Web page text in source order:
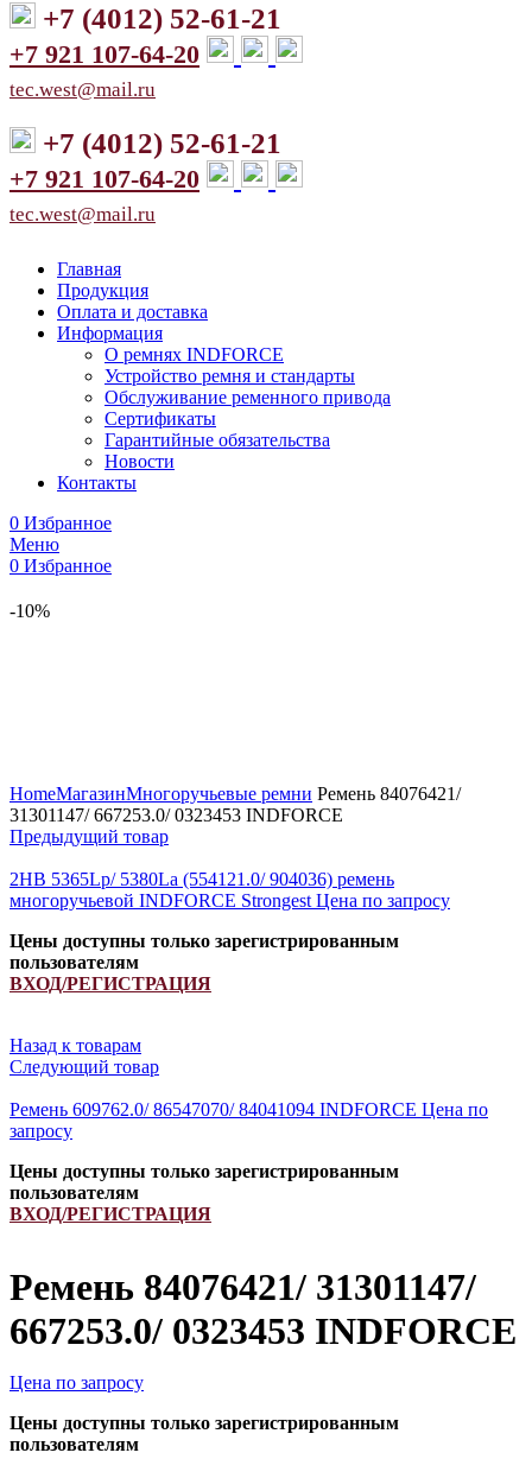
+7 (4012) 52-61-21
+7 921 107-64-20
tec.west@mail.ru
+7 (4012) 52-61-21
+7 921 107-64-20
tec.west@mail.ru
Главная
Продукция
Оплата и доставка
Информация
О ремнях INDFORCE
Устройство ремня и стандарты
Обслуживание ременного привода
Сертификаты
Гарантийные обязательства
Новости
Контакты
0 Избранное
Меню
0 Избранное
-10%
HomeМагазинМногоручьевые ремни Ремень 84076421/
31301147/ 667253.0/ 0323453 INDFORCE
Предыдущий товар
2HB 5365Lp/ 5380La (554121.0/ 904036) ремень
многоручьевой INDFORCE Strongest Цена по запросу
Цены доступны только зарегистрированным
пользователям
ВХОД/РЕГИСТРАЦИЯ
Назад к товарам
Следующий товар
Ремень 609762.0/ 86547070/ 84041094 INDFORCE Цена по
запросу
Цены доступны только зарегистрированным
пользователям
ВХОД/РЕГИСТРАЦИЯ
Ремень 84076421/ 31301147/
667253.0/ 0323453 INDFORCE
Цена по запросу
Цены доступны только зарегистрированным
пользователям